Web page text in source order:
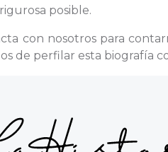
posible.
con nosotros para
de perfilar esta biografía